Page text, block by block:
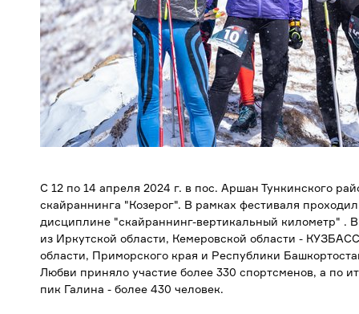
С 12 по 14 апреля 2024 г. в пос. Аршан Тункинского
скайраннинга "Козерог". В рамках фестиваля
дисциплине "скайраннинг-вертикальный километр" .
из Иркутской области, Кемеровской области -
области, Приморского края и Республики
Любви приняло участие более 330 спортсменов, а по
пик Галина - более 430 человек.